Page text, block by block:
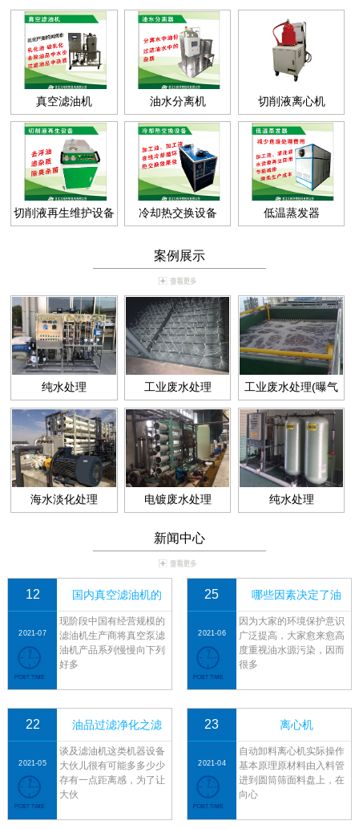
渣离心式固液分离设备......
真空滤油机 油水分离机 切削液离心机
切削液再生维护设备 冷却热交换设备 低温蒸发器
案例展示
纯水处理 工业废水处理
工业废水处理(曝气
池)
海水淡化处理 电镀废水处理 纯水处理
新闻中心
12
2021-07
国内真空滤油机的
现阶段中国有经营规模的
滤油机生产商将真空泵滤
油机产品系列慢慢向下列
好多
25
2021-06
哪些因素决定了油
因为大家的环境保护意识
广泛提高，大家愈来愈高
度重视油水源污染，因而
很多
22
2021-05
油品过滤净化之滤
谈及滤油机这类机器设备
大伙儿很有可能多多少少
存有一点距离感，为了让
大伙
23
2021-04
离心机
自动卸料离心机实际操作
基本原理原材料由入料管
进到圆筒筛面料盘上，在
向心